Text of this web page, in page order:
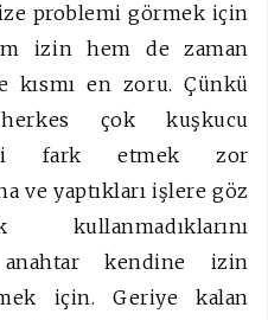
problemi görmek için
izin hem de zaman
en zoru. Çünkü
çok kuşkucu
fark etmek zor
ve yaptıkları işlere göz
kullanmadıklarını
kendine izin
için. Geriye kalan